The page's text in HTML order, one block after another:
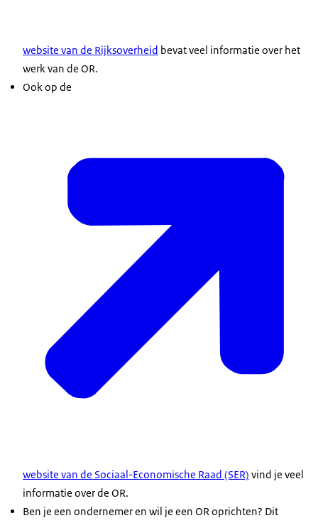
website van de Rijksoverheid bevat veel informatie over het
werk van de OR.
Ook op de
website van de Sociaal-Economische Raad (SER) vind je veel
informatie over de OR.
Ben je een ondernemer en wil je een OR oprichten? Dit